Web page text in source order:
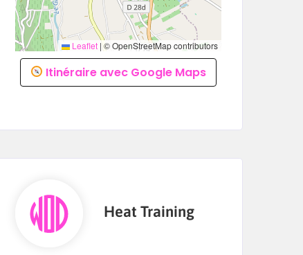
Leaflet |© OpenStreetMap contributors
Itinéraire avec Google Maps
Heat Training